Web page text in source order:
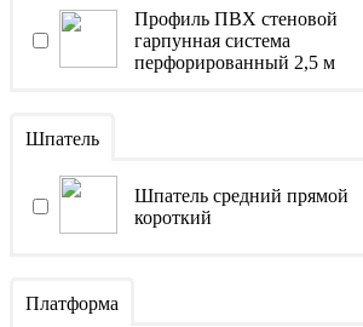
Профиль ПВХ стеновой
гарпунная система
перфорированный 2,5 м
Шпатель
Шпатель средний прямой
короткий
Платформа